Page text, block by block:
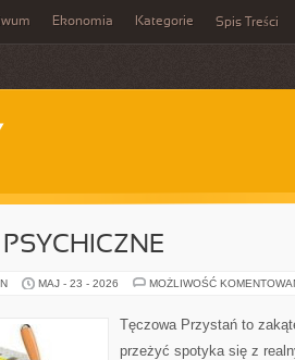
Ekonomia Kategorie Spis Treści
MAJ - 23 - 2026 MOŻLIWOŚĆ
Tęczowa Przystań to
przeżyć spotyka się z